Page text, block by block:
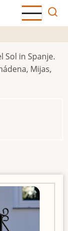
Sol in Spanje.
Mijas,